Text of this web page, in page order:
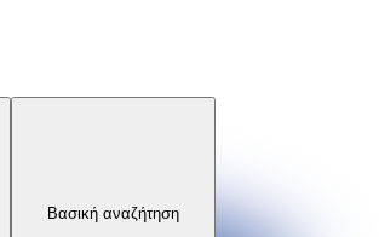
Βασική αναζήτηση